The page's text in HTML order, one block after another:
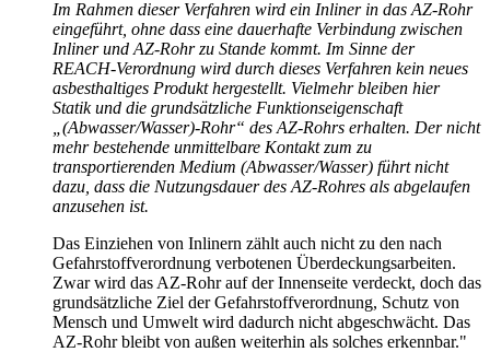
Im Rahmen dieser Verfahren wird ein Inliner in das AZ-Rohr
eingeführt, ohne dass eine dauerhafte Verbindung zwischen
Inliner und AZ-Rohr zu Stande kommt. Im Sinne der
REACH-Verordnung wird durch dieses Verfahren kein neues
asbesthaltiges Produkt hergestellt. Vielmehr bleiben hier
Statik und die grundsätzliche Funktionseigenschaft
„(Abwasser/Wasser)-Rohr“ des AZ-Rohrs erhalten. Der nicht
mehr bestehende unmittelbare Kontakt zum zu
transportierenden Medium (Abwasser/Wasser) führt nicht
dazu, dass die Nutzungsdauer des AZ-Rohres als abgelaufen
anzusehen ist.
Das Einziehen von Inlinern zählt auch nicht zu den nach
Gefahrstoffverordnung verbotenen Überdeckungsarbeiten.
Zwar wird das AZ-Rohr auf der Innenseite verdeckt, doch das
grundsätzliche Ziel der Gefahrstoffverordnung, Schutz von
Mensch und Umwelt wird dadurch nicht abgeschwächt. Das
AZ-Rohr bleibt von außen weiterhin als solches erkennbar."